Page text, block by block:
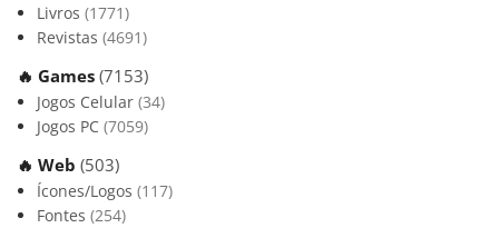
Livros (1771)
Revistas (4691)
🔥 Games (7153)
Jogos Celular (34)
Jogos PC (7059)
🔥 Web (503)
Ícones/Logos (117)
Fontes (254)